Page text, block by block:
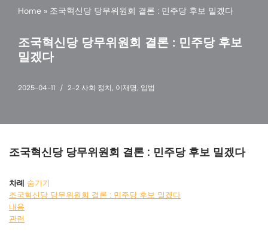
Home » 조국혁신당 당무위원회 결론 : 민주당 후보 밀겠다
조국혁신당 당무위원회 결론 : 민주당 후보
밀겠다
2025-04-11 2-2 사회 정치 , 이재명 , 입법
조국혁신당 당무위원회 결론 : 민주당 후보 밀겠다
차례
숨기기
조국혁신당 당무위원회 결론 : 민주당 후보 밀겠다
내용
관련